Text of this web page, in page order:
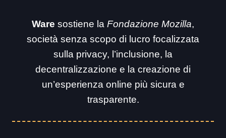
Ware sostiene la Fondazione Mozilla,
società senza scopo di lucro focalizzata
sulla privacy, l’inclusione, la
decentralizzazione e la creazione di
un’esperienza online più sicura e
trasparente.